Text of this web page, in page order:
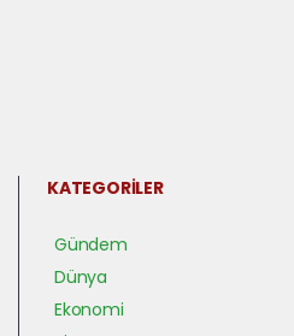
KATEGORİLER
Gündem
Dünya
Ekonomi